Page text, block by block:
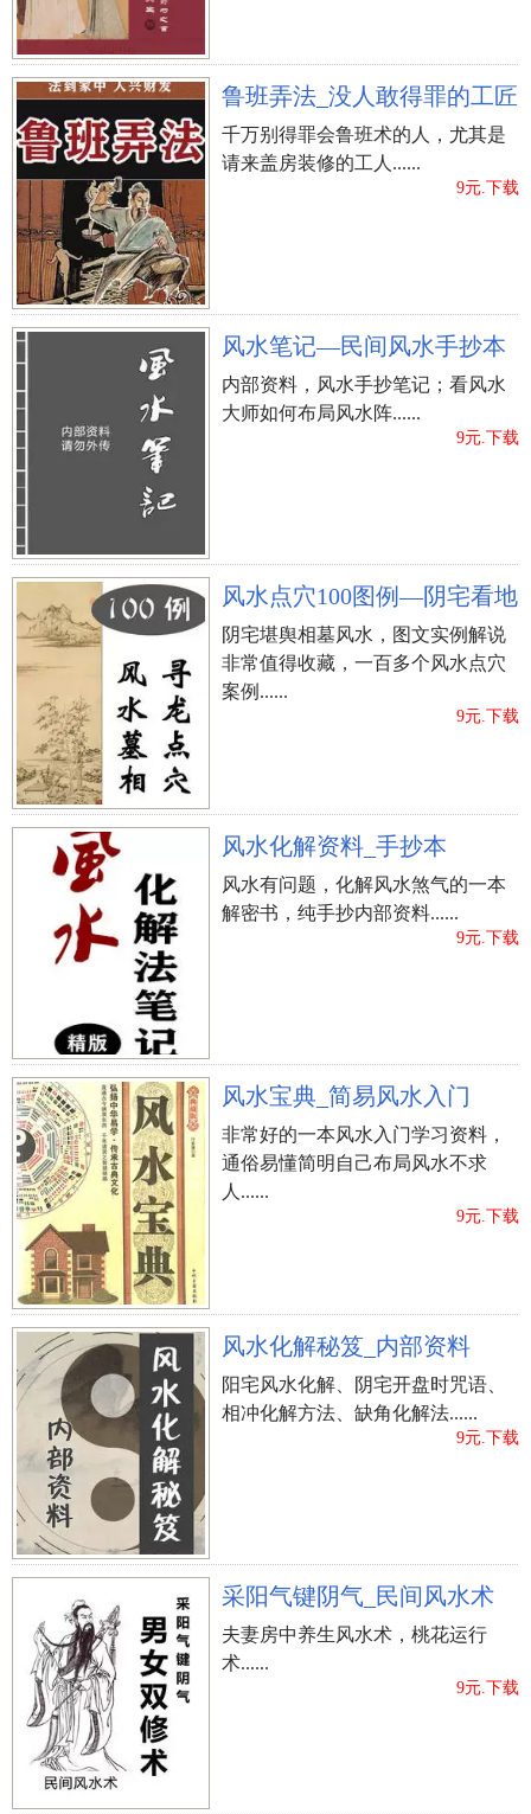
五格数理、人格特质、天格、五格数理、外格数各
自为：8 16 25 32 17
宬：幼时又很好学，诚信刚正不阿，中老年勤快，
羲：柔和贤良，义利明晰，官运亨通旺，多才忠厚
老实，取得成功富顺。 (金)
许宬羲喜用神剖析
戊日干生午月，处帝旺的地方，得令而旺。天干地
支正官显出，得令但不有力，十二地支有强根而
旺。天干地支偏印显出，得令而旺。天干地支正财
显出，在午月不可令，且十二地支无强根，正财乏
力。十二地支有并列，天干地支不透，午月并列强
有力。本八字命局官杀、印、身三者皆旺相强有
力，取食伤生财为喜用神，顺泄其势。（金水）则
必须含“金”“水”的姓名来助旺小宝宝一生！提议姓
名配搭要“金，水”“金，金”“水，水”配搭比较好！
许宬羲姓名的三才数理剖析（仅作参考）
五格数理数8 五格数理实际意义：（刚毅恪己卦）
忍受恪己，奋发进取修身养性成伟业，外刚内亦
刚，恐一发一发不可收拾。坚强不屈，惟恐险滩。
（半吉）
人格特质数16五格数理实际意义：（深明大义卦）
头领卦，财、寿、福三德兼俱，内心忠厚，威望服
众，造就伟业！ （吉）
天格数25五格数理实际意义：（英迈俊敏卦）女人
美貌，小伙俊美，有异性朋友贵人相助缘，外刚内
柔，取得成功发展。 （吉）
五格数理数32五格数理实际意义：宝马五系金鞍，
心存侥幸多望，若得老人破格提拔，其取得成功锐
不可当，且品性温文，有很大的爱惜别人之德，爱
惜别人，家门口富顺。 （吉）
外格数17五格数理实际意义：（阳刚顽强卦）权威
性坚强，意志坚定，刚中见柔，转危为安！ （吉）
许宬羲姓名释意
形格律义：字意宬表明宬室、史宬、藏书室；羲表
明太阳光、羲轮、羲阳，实际意义幽美。
名字寓意：该姓名能够趣解得：“宬室，羲庭”。
乐律：许、宬、羲的字读音是xǔ、chéng、xī，音调
为上声、阴平、阳平。
字形：许为左右结构，姓名学笔画11画；宬为上下
结构，姓名学笔画10画；羲为上下结构，姓名学笔
画17画；字形不错。
五格：该姓名的五格笔画配搭为11-10-17，五格出
众。
许姓男孩取名方式
那麼，给许姓男孩取名有什么方法能够参照呢？
可以看以下几点。
?、创建杰出的理想
男孩儿被称作家中的“主心骨”，当然免不了授予着
鲁班弄法_没人敢得罪的工匠
千万别得罪会鲁班术的人，尤其是
请来盖房装修的工人......
9元.下载
风水笔记—民间风水手抄本
内部资料，风水手抄笔记；看风水
大师如何布局风水阵......
9元.下载
风水点穴100图例—阴宅看地
阴宅堪舆相墓风水，图文实例解说
非常值得收藏，一百多个风水点穴
案例......
9元.下载
风水化解资料_手抄本
风水有问题，化解风水煞气的一本
解密书，纯手抄内部资料......
9元.下载
风水宝典_简易风水入门
非常好的一本风水入门学习资料，
通俗易懂简明自己布局风水不求
人......
9元.下载
风水化解秘笈_内部资料
阳宅风水化解、阴宅开盘时咒语、
相冲化解方法、缺角化解法......
9元.下载
采阳气键阴气_民间风水术
夫妻房中养生风水术，桃花运行
术......
9元.下载